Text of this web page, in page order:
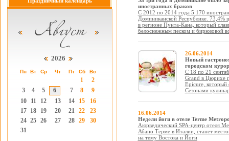
2026
Пн Вт Ср Чт Пт Сб Вс
1
2
3
4 5 6 7 8
9
10
11 12 13 14 15
16
17
18 19 20 21 22
23
24 25 26 27 28 29
30
31
иностранных браков
С 2012 по 2014 года 5 170
Доминиканской Республике. 73,4%
в регионе Пунта-Кана, который
белоснежным песком и бирюзовой
26.06.2014
Новый
городском
С 18 по 21
Grand в Цюрихе
Epicure, который
Сезонами
16.06.2014
Недели йоги в отеле Terme
Аюрведический SPA-центр отеля
Абано Терме в Италии, станет
на тему Востока и Йоги